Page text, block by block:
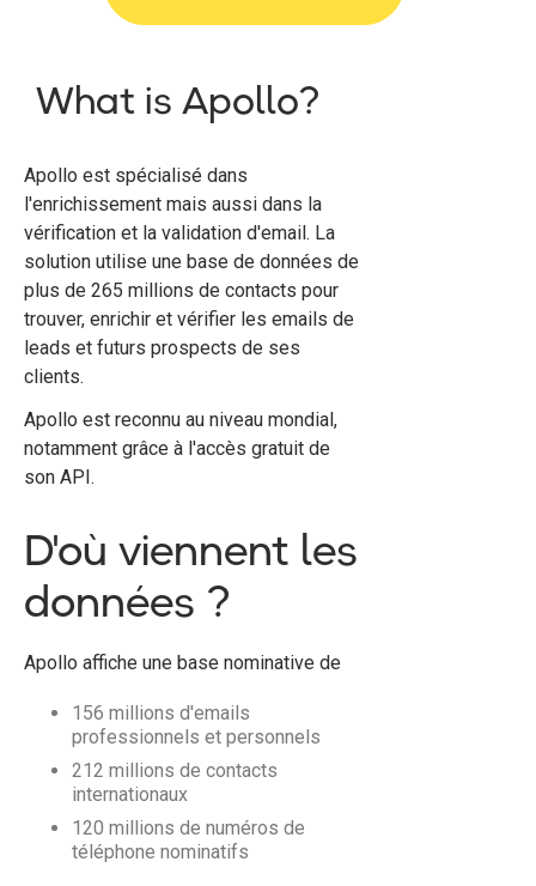
What is Apollo?
Apollo est spécialisé dans
l'enrichissement mais aussi dans la
vérification et la validation d'email. La
solution utilise une base de données de
plus de 265 millions de contacts pour
trouver, enrichir et vérifier les emails de
leads et futurs prospects de ses
clients.
Apollo est reconnu au niveau mondial,
notamment grâce à l'accès gratuit de
son API.
D'où viennent les
données ?
Apollo affiche une base nominative de
156 millions d'emails
professionnels et personnels
212 millions de contacts
internationaux
120 millions de numéros de
téléphone nominatifs